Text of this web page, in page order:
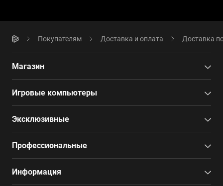
Покупателям Доставка и оплата Доставка
Магазин
Игровые компьютеры
Эксклюзивные
Профессиональные
Информация